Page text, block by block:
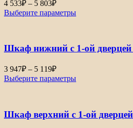
4 533₽ – 5 803₽
цен:
4
5
Выберите параметры
Шкаф нижний с 1-ой
3 947₽ – 5 119₽Диапазон
цен:
3
5
Выберите параметры
Шкаф верхний с 1-ой